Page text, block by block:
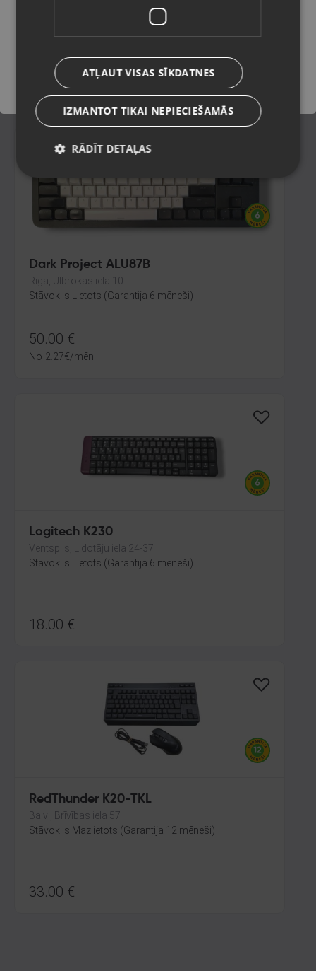
Stāvoklis Jauns (Garantija 24 mēneši)
39.00€
Dark Project ALU87B
Rīga, Ulbrokas iela 10
Stāvoklis Lietots (Garantija 6 mēneši)
50.00 €
No 2.27€/mēn.
Logitech K230
Ventspils, Lidotāju iela 24-37
Stāvoklis Lietots (Garantija 6 mēneši)
18.00 €
RedThunder K20-TKL
Balvi, Brīvības iela 57
Stāvoklis Mazlietots (Garantija 12 mēneši)
33.00 €
Saglabāt
ATĻAUT VISAS SĪKDATNES
IZMANTOT TIKAI NEPIECIEŠAMĀS
RĀDĪT DETAĻAS